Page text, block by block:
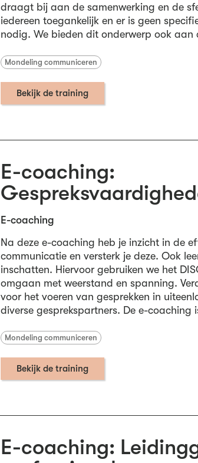
draagt bij aan de samenwerking en de
iedereen toegankelijk en er is geen
nodig. We bieden dit onderwerp ook
Mondeling communiceren
Bekijk de training
E-coaching:
E-coaching
Na deze e-coaching heb je inzicht in de
communicatie en versterk je deze. Ook
inschatten. Hiervoor gebruiken we het
omgaan met weerstand en spanning.
voor het voeren van gesprekken in
diverse gesprekspartners. De e-coaching
Mondeling communiceren
Bekijk de training
E-coaching: